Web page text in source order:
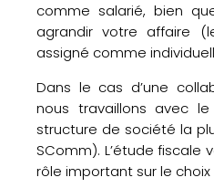
comme salarié, bien
agrandir votre affaire
assigné comme
Dans le cas d’une
nous travaillons avec
structure de société la
SComm). L’étude fiscale
rôle important sur le choix